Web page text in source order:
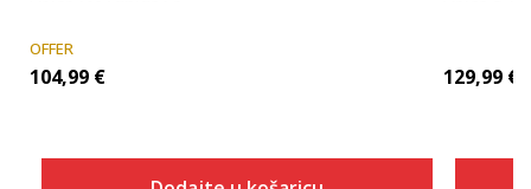
OFFER
104,99 € 129,99 €